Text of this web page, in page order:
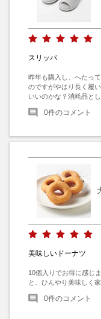
スリッパ
昨年も購入し、へたっ
のですがやはり長く履
いいのかな？消耗品と
0件のコメント
美味しいドーナツ
10個入りでお得に感じ
と、ひんやり美味しく
0件のコメント